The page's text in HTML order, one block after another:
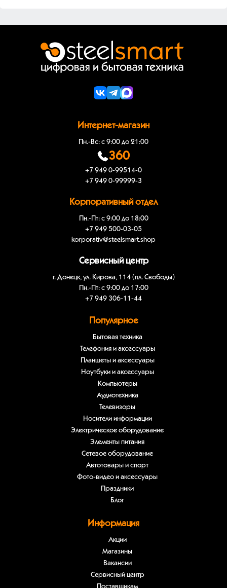
Интернет-магазин
Пн.-Вс: с 9:00 до 21:00
360
+7 949 0-99514-0
+7 949 0-99999-3
Корпоративный отдел
Пн.-Пт: с 9:00 до 18:00
+7 949 500-03-05
korporativ@steelsmart.shop
Сервисный центр
г. Донецк, ул. Кирова, 114 (пл. Свободы)
Пн.-Пт: с 9:00 до 17:00
+7 949 306-11-44
Популярное
Бытовая техника
Телефония и аксессуары
Планшеты и аксессуары
Ноутбуки и аксессуары
Компьютеры
Аудиотехника
Телевизоры
Носители информации
Электрическое оборудование
Элементы питания
Сетевое оборудование
Автотовары и спорт
Фото-видео и аксессуары
Праздники
Блог
Информация
Акции
Магазины
Вакансии
Сервисный центр